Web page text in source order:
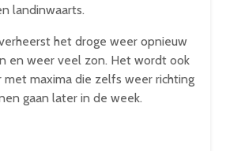
landinwaarts.
het droge weer opnieuw
en weer veel zon. Het wordt ook
maxima die zelfs weer richting
gaan later in de week.